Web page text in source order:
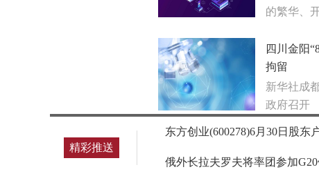
的繁华、
四川金阳
拘留
新华社成
政府召开
精彩推送
东方创业(600278)6月30日股东
俄外长拉夫罗夫将率团参加